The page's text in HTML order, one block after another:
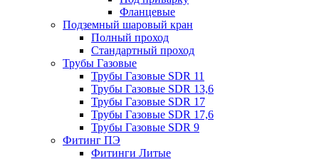
Фланцевые
Подземный шаровый кран
Полный проход
Стандартный проход
Трубы Газовые
Трубы Газовые SDR 11
Трубы Газовые SDR 13,6
Трубы Газовые SDR 17
Трубы Газовые SDR 17,6
Трубы Газовые SDR 9
Фитинг ПЭ
Фитинги Литые